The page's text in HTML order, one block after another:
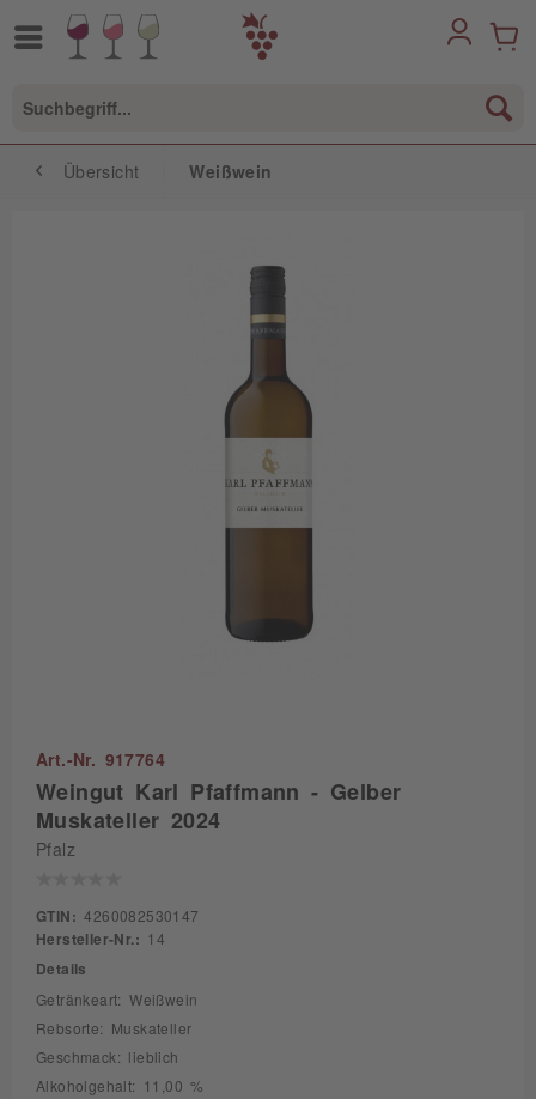
Übersicht Weißwein
Art.-Nr. 917764
Weingut Karl Pfaffmann - Gelber
Muskateller 2024
Pfalz
GTIN: 4260082530147
Hersteller-Nr.: 14
Details
Getränkeart: Weißwein
Rebsorte: Muskateller
Geschmack: lieblich
Alkoholgehalt: 11,00 %